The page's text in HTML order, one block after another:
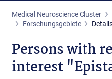
Medical Neuroscience Cluster
Forschungsgebiete
Persons with
interest